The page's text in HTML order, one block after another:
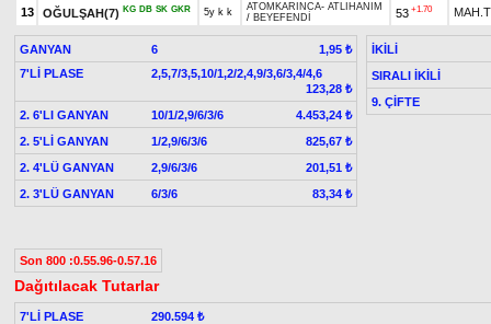
13 OĞULŞAH(7) KG DB SK GKR 5y k k ATOMKARINCA- ATLIHANIM
/ BEYEFENDİ 53 +1.70
GANYAN 6
1,95 ₺
7'Lİ PLASE
2,5,7/3,5,10/1,2/2,4,9/3,6/3,4/4,6
123,28 ₺
2. 6'LI GANYAN
10/1/2,9/6/3/6
4.453,24 ₺
2. 5'Lİ GANYAN
1/2,9/6/3/6
825,67 ₺
2. 4'LÜ GANYAN
2,9/6/3/6
201,51 ₺
2. 3'LÜ GANYAN
6/3/6 83,34 ₺
İKİLİ
SIRALI İKİLİ
9. ÇİFTE
Son 800 :0.55.96-0.57.16
Dağıtılacak Tutarlar
7'Lİ PLASE
290.594 ₺